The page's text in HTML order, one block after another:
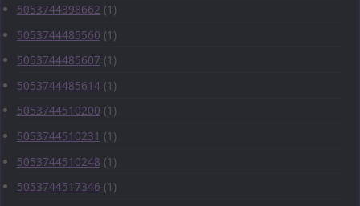
5053744398662 (1)
5053744485560 (1)
5053744485607 (1)
5053744485614 (1)
5053744510200 (1)
5053744510231 (1)
5053744510248 (1)
5053744517346 (1)